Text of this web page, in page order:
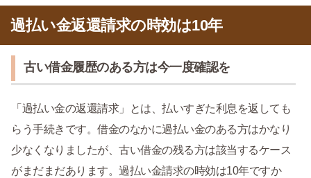
過払い金返還請求の時効は10年
古い借金履歴のある方は今一度確認を
「過払い金の返還請求」とは、払いすぎた利息を返しても
らう手続きです。借金のなかに過払い金のある方はかなり
少なくなりましたが、古い借金の残る方は該当するケース
がまだまだあります。過払い金請求の時効は10年ですか